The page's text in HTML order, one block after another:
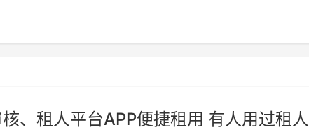
、租人平台APP便捷租用 有人用过租人